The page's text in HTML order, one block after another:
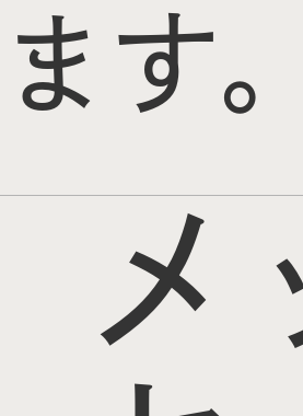
ます。
メ